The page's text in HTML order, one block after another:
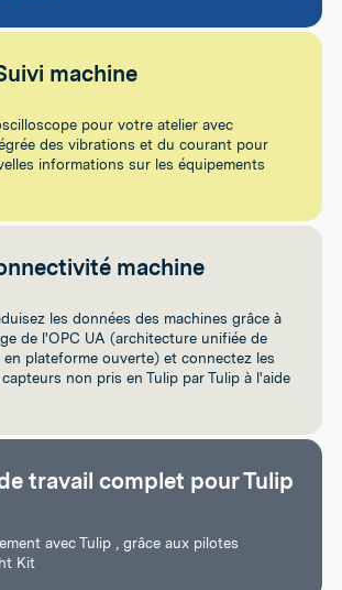
machine
pour votre atelier avec
des vibrations et du courant pour
informations sur les équipements
machine
les données des machines grâce à
de l'OPC UA (architecture unifiée de
plateforme ouverte) et connectez les
non pris en Tulip par Tulip à l'aide
travail complet pour Tulip
avec Tulip , grâce aux pilotes
Kit